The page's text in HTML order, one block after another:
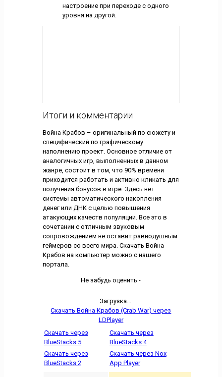
настроение при переходе с одного
уровня на другой.
Итоги и комментарии
Война Крабов – оригинальный по сюжету и
специфический по графическому
наполнению проект. Основное отличие от
аналогичных игр, выполненных в данном
жанре, состоит в том, что 90% времени
приходится работать и активно кликать для
получения бонусов в игре. Здесь нет
системы автоматического накопления
денег или ДНК с целью повышения
атакующих качеств популяции. Все это в
сочетании с отличным звуковым
сопровождением не оставит равнодушным
геймеров со всего мира. Скачать Война
Крабов на компьютер можно с нашего
портала.
Не забудь оценить -
Загрузка...
Скачать Война Крабов (Crab War) через
LDPlayer
Скачать через
BlueStacks 5
Скачать через
BlueStacks 4
Скачать через
BlueStacks 2
Скачать через Nox
App Player